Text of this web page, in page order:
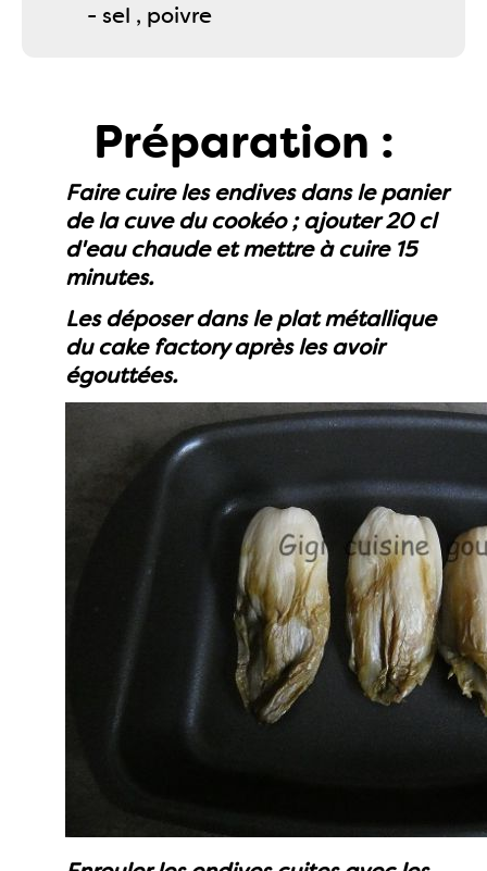
- sel , poivre
Préparation :
Faire cuire les endives dans le panier
de la cuve du cookéo ; ajouter 20 cl
d'eau chaude et mettre à cuire 15
minutes.
Les déposer dans le plat métallique
du cake factory après les avoir
égouttées.